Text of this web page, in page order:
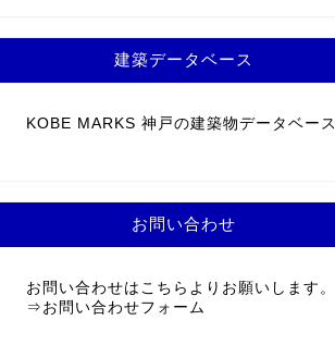
建築データベース
KOBE MARKS 神戸の建築物データベース
お問い合わせ
お問い合わせはこちらよりお願いします。
⇒ お問い合わせフォーム